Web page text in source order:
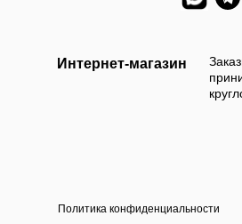
наличными
Интернет-магазин
Политика конфиденциальности